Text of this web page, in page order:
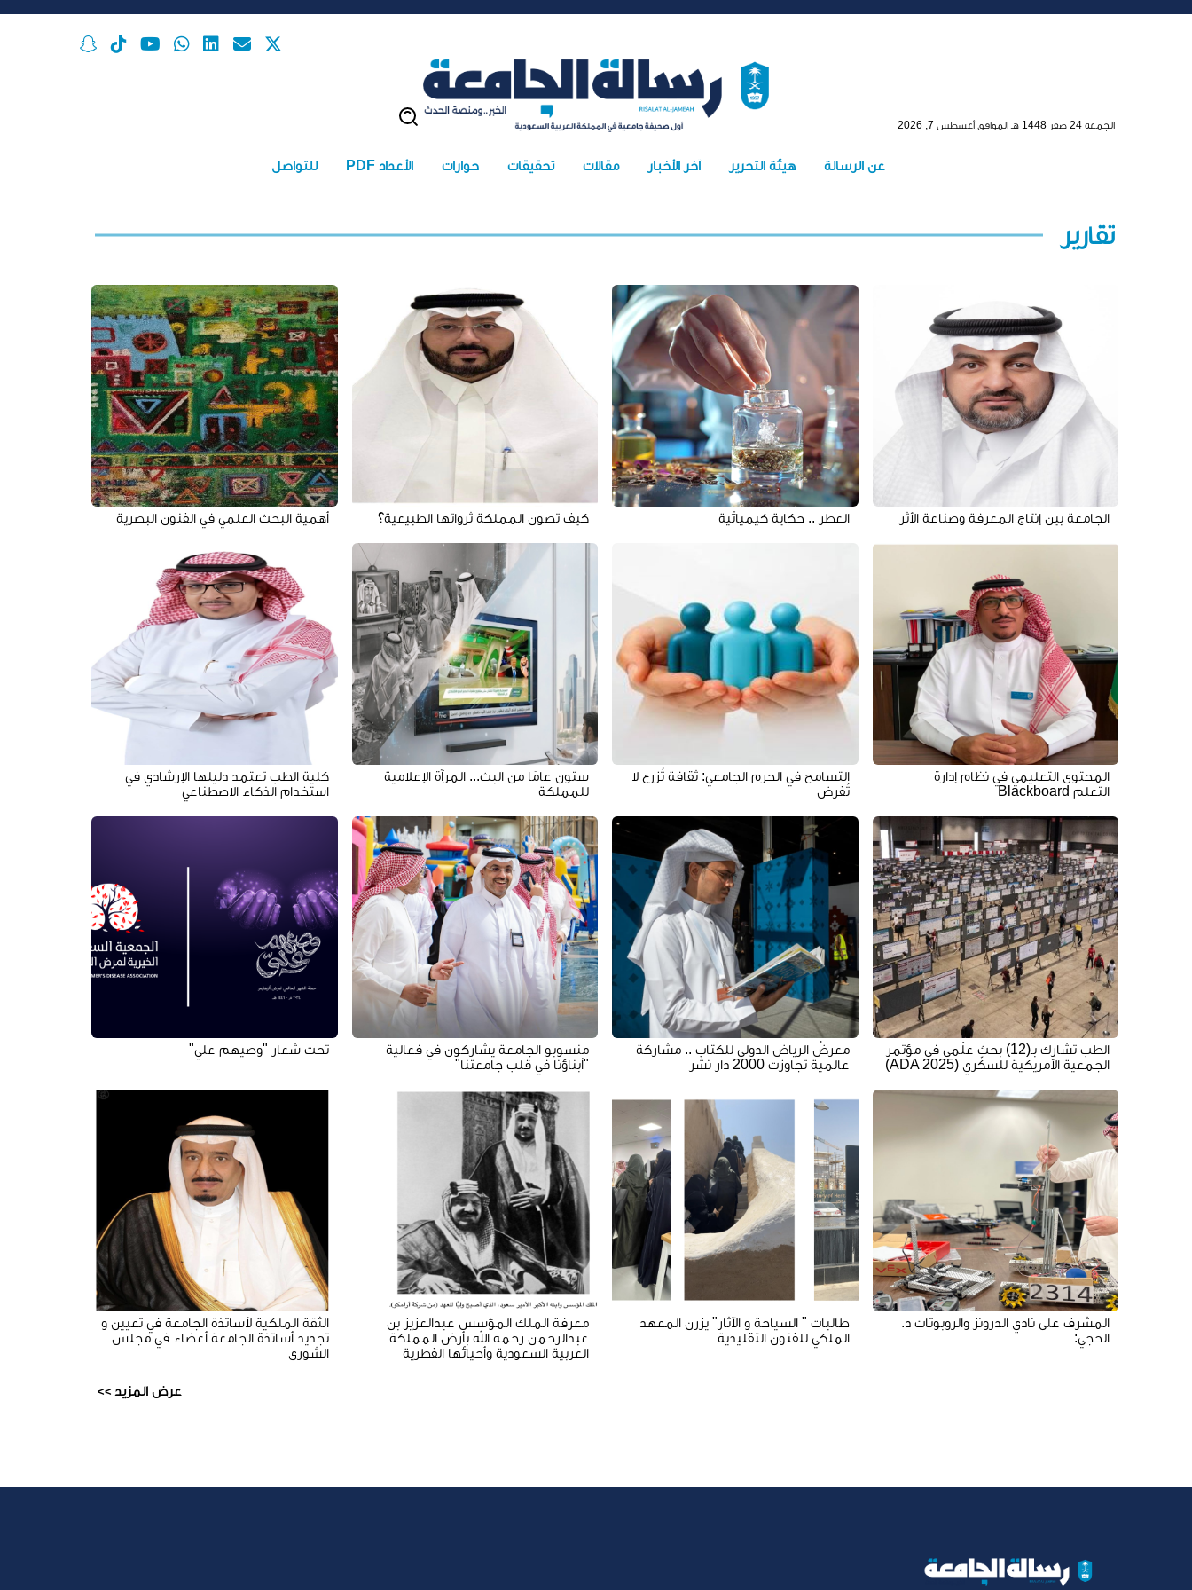
الجمعة 24 صفر 1448 هـ الموافق أغسطس 7, 2026
عن الرسالة هيئة التحرير آخر الأخبار مقالات تحقيقات حوارات الأعداد PDF للتواصل
تقارير
الجامعة بين إنتاج المعرفة وصناعة الأثر العطر .. حكاية كيميائية كيف تصون المملكة ثرواتها الطبيعية؟ أهمية البحث العلمي في الفنون البصرية
المحتوى التعليمي في نظام إدارة
التعلم Blackboard
التسامح في الحرم الجامعي: ثقافة تُزرع لا
تُفرض
ستون عامًا من البث... المرآة الإعلامية
للمملكة
كلية الطب تعتمد دليلها الإرشادي في
استخدام الذكاء الاصطناعي
الطب تشارك بـ(12) بحث علْمي في مؤتمر
الجمعية الأمريكية للسكّري (ADA 2025)
معرضُ الرياض الدولي للكتاب .. مشاركة
عالمية تجاوزت 2000 دار نشر
منسوبو الجامعة يشاركون في فعالية
"أبناؤنا في قلب جامعتنا"
تحت شعار "وصيهم علي"
المشرف على نادي الدرونز والروبوتات د.
الحجي:
طالبات " السياحة و الآثار" يزرن المعهد
الملكي للفنون التقليدية
معرفة الملك المؤسس عبدالعزيز بن
عبدالرحمن رحمه الله بأرض المملكة
العربية السعودية وأحيائها الفطرية
الثقة الملكية لأساتذة الجامعة في تعيين و
تجديد أساتذة الجامعة أعضاء في مجلس
الشورى
عرض المزيد